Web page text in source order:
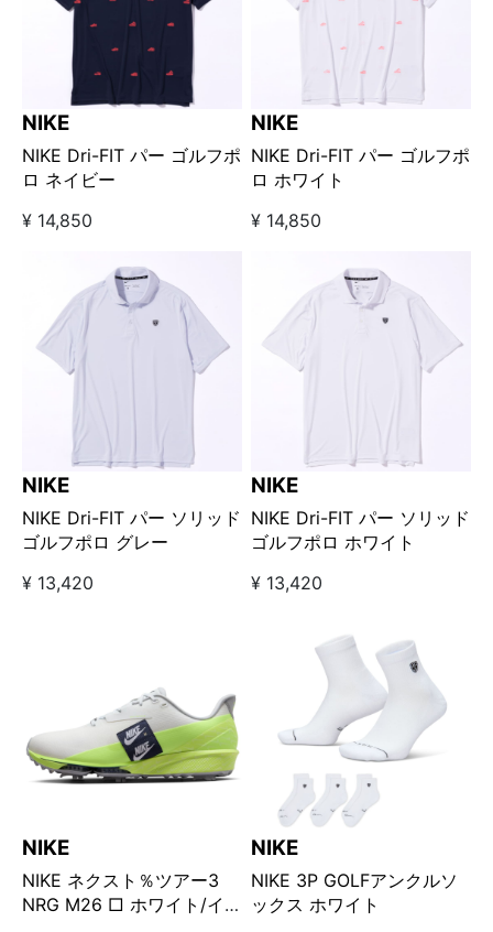
NIKE
NIKE Dri-FIT パー ゴルフポ
ロ ネイビー
¥ 14,850
NIKE
NIKE Dri-FIT パー ゴルフポ
ロ ホワイト
¥ 14,850
NIKE
NIKE Dri-FIT パー ソリッド
ゴルフポロ グレー
¥ 13,420
NIKE
NIKE Dri-FIT パー ソリッド
ゴルフポロ ホワイト
¥ 13,420
NIKE
NIKE ネクスト％ツアー3
NRG M26 □ ホワイト/イ
NIKE
NIKE 3P GOLFアンクルソ
ックス ホワイト